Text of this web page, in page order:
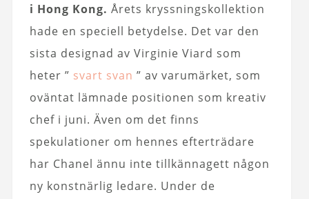
i Hong Kong. Årets kryssningskollektion
hade en speciell betydelse. Det var den
sista designad av Virginie Viard som
heter ” svart svan ” av varumärket, som
oväntat lämnade positionen som kreativ
chef i juni. Även om det finns
spekulationer om hennes efterträdare
har Chanel ännu inte tillkännagett någon
ny konstnärlig ledare. Under de